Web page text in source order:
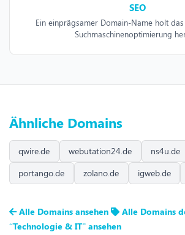
SEO
Ein einprägsamer Domain-Name holt
Suchmaschinenoptimierung
Ähnliche Domains
qwire.de webutation24.de ns4u.de
portango.de
zolano.de igweb.de
Alle Domains ansehen
Alle Domains
“Technologie & IT” ansehen